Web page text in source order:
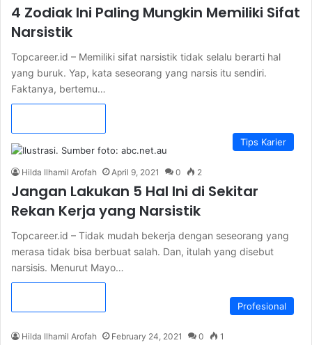
4 Zodiak Ini Paling Mungkin Memiliki Sifat
Narsistik
Topcareer.id – Memiliki sifat narsistik tidak selalu berarti hal
yang buruk. Yap, kata seseorang yang narsis itu sendiri.
Faktanya, bertemu…
Tips Karier
Hilda Ilhamil Arofah April 9, 2021 0 2
Jangan Lakukan 5 Hal Ini di Sekitar
Rekan Kerja yang Narsistik
Topcareer.id – Tidak mudah bekerja dengan seseorang yang
merasa tidak bisa berbuat salah. Dan, itulah yang disebut
narsisis. Menurut Mayo…
Profesional
Hilda Ilhamil Arofah February 24, 2021 0 1